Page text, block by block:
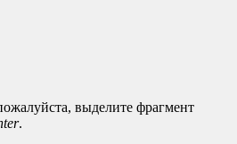
выделите фрагмент
.